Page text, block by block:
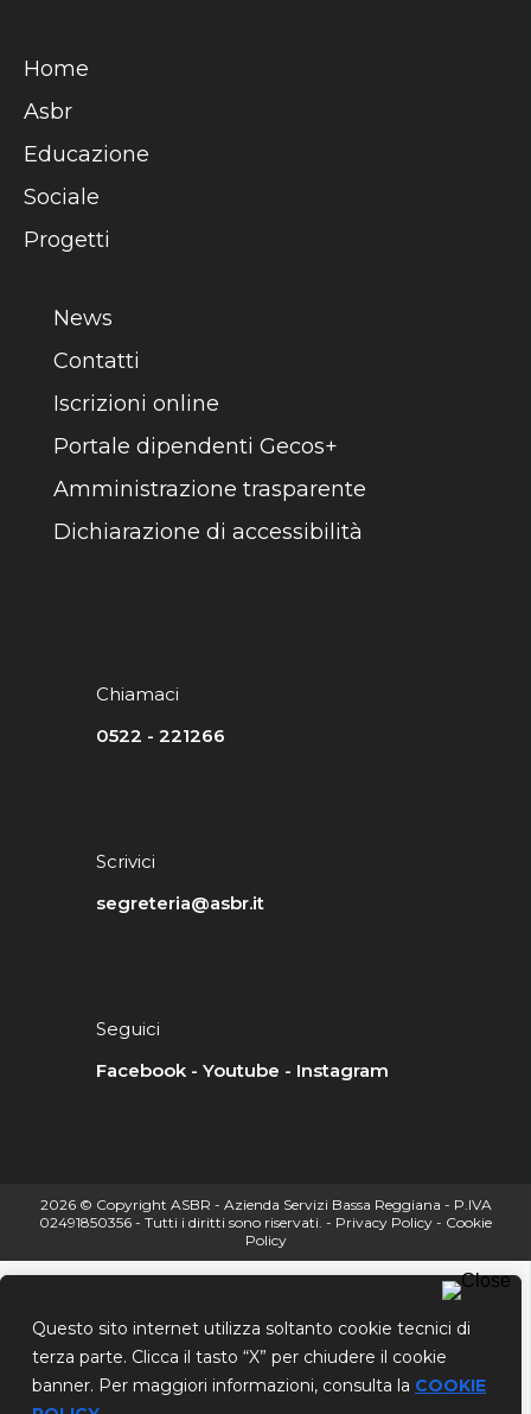
Questo sito internet utilizza soltanto cookie tecnici di
terza parte. Clicca il tasto “X” per chiudere il cookie
banner. Per maggiori informazioni, consulta la COOKIE
Home
Asbr
Educazione
Sociale
Progetti
News
Contatti
Iscrizioni online
Portale dipendenti Gecos+
Amministrazione trasparente
Dichiarazione di accessibilità
Chiamaci
0522 - 221266
Scrivici
segreteria@asbr.it
Seguici
Facebook -Youtube - Instagram
2026 © Copyright ASBR - Azienda Servizi Bassa Reggiana - P.IVA
02491850356 - Tutti i diritti sono riservati. - Privacy Policy - Cookie
Policy